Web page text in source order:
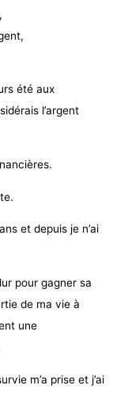
été aux
l’argent
et depuis je n’ai
pour gagner sa
de ma vie à
une
m’a prise et j’ai